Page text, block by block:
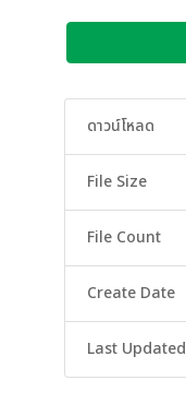
ดาวน์โหลด
File Size
File Count
Create Date
Last Updated